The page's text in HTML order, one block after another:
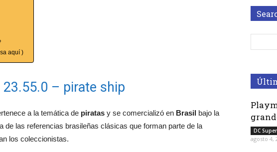
aquí )
– pirate ship
a la temática de piratas y se comercializó en Brasil bajo la
de las referencias brasileñas clásicas que forman parte de la
los coleccionistas.
DC
agosto 4,